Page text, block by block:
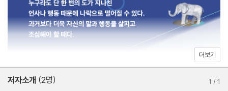
선을 넘지 않으려면 어떻게 말조심을 해야 하는지, 직장에서 나를 보
호하기 위한 선 긋는 법이나 지키는 법, 그리고 직장 상사와의 적절
한 안전거리는 어느 정도인지, 소중한 사람과의 사랑을 지키기 위해
넘어서는 안 될 선은 어떤 것들이 있는지 등을 배울 수 있다. 내가 선
을 넘지 않아야 상대방도 선을 넘지 않는다. 많은 독자가 이 책을 통
관계는 디테일에 달려 있다
관용과 방임 사이
호의가 계속되면 권리인 줄 안다
만족이 기쁨과 행복을 준다
더보기
저자소개 (2명) 1 /1